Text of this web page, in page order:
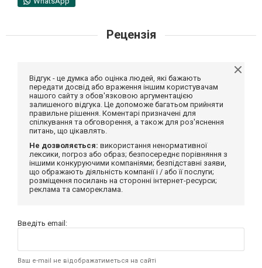
Рецензія
Відгук - це думка або оцінка людей, які бажають
передати досвід або враження іншим користувачам
нашого сайту з обов'язковою аргументацією
залишеного відгука. Це допоможе багатьом прийняти
правильне рішення. Коментарі призначені для
спілкування та обговорення, а також для роз'яснення
питань, що цікавлять.
Не дозволяється: використання ненормативної
лексики, погроз або образ; безпосереднє порівняння з
іншими конкуруючими компаніями; безпідставні заяви,
що ображають діяльність компанії і / або її послуги;
розміщення посилань на сторонні інтернет-ресурси;
реклама та самореклама.
Введіть email:
Ваш e-mail не відображатиметься на сайті